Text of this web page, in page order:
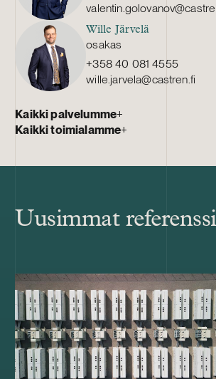
Kaikki palvelumme+
Kaikki toimialamme+
Wille Järvelä
osakas
+358 40 081 4555
wille.jarvela@castren.fi
Uusimmat